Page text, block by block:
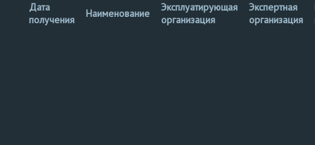
Дата
получения
Наименование
Эксплуатирующая
организация
Экспертная
организация